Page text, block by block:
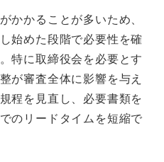
かかることが多いため、
始めた段階で必要性を確
特に取締役会を必要とす
が審査全体に影響を与え
程を見直し、必要書類を
のリードタイムを短縮で